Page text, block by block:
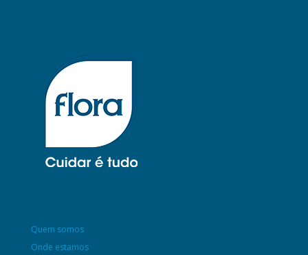
Quem somos
Onde estamos